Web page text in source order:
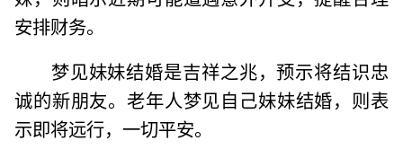
安排财务。
梦见妹妹结婚是吉祥之兆，预示将结识忠
诚的新朋友。老年人梦见自己妹妹结婚，则表
示即将远行，一切平安。